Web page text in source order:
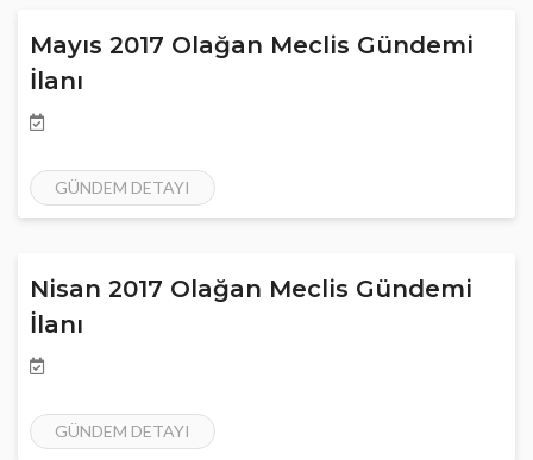
Mayıs 2017 Olağan Meclis Gündemi
İlanı
GÜNDEM DETAYI
Nisan 2017 Olağan Meclis Gündemi
İlanı
GÜNDEM DETAYI